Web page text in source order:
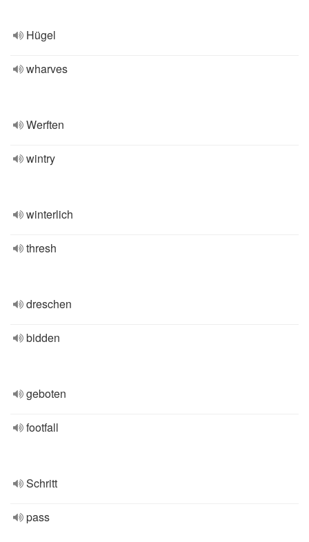
Hügel
wharves
Werften
wintry
winterlich
thresh
dreschen
bidden
geboten
footfall
Schritt
pass